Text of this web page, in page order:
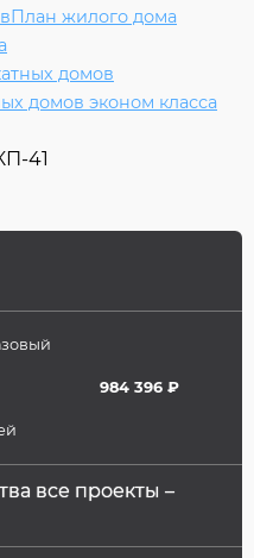
План жилого дома
домов
домов эконом класса
41
984 396 ₽
все проекты –